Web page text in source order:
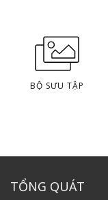
BỘ SƯU TẬP
TỔNG QUÁT